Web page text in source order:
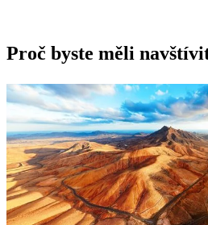
Proč byste měli